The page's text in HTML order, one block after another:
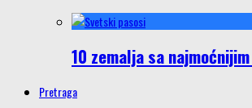
10 zemalja sa
Pretraga